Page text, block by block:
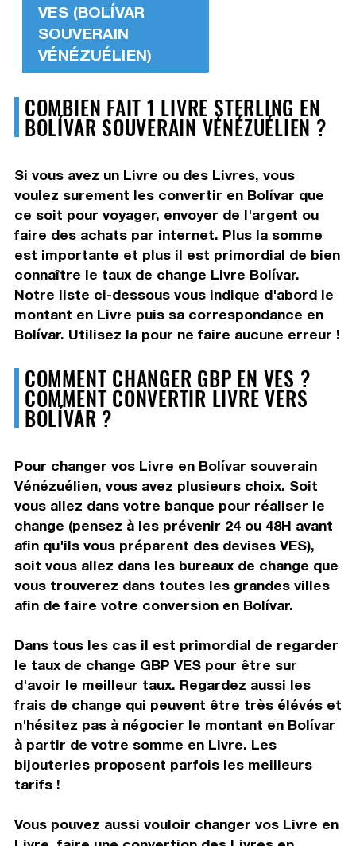
VES (BOLÍVAR
SOUVERAIN
VÉNÉZUÉLIEN)
COMBIEN FAIT 1 LIVRE STERLING EN
BOLÍVAR SOUVERAIN VÉNÉZUÉLIEN ?
Si vous avez un Livre ou des Livres, vous
voulez surement les convertir en Bolívar que
ce soit pour voyager, envoyer de l'argent ou
faire des achats par internet. Plus la somme
est importante et plus il est primordial de bien
connaître le taux de change Livre Bolívar.
Notre liste ci-dessous vous indique d'abord le
montant en Livre puis sa correspondance en
Bolívar. Utilisez la pour ne faire aucune erreur !
COMMENT CHANGER GBP EN VES ?
COMMENT CONVERTIR LIVRE VERS
BOLÍVAR ?
Pour changer vos Livre en Bolívar souverain
Vénézuélien, vous avez plusieurs choix. Soit
vous allez dans votre banque pour réaliser le
change (pensez à les prévenir 24 ou 48H avant
afin qu'ils vous préparent des devises VES),
soit vous allez dans les bureaux de change que
vous trouverez dans toutes les grandes villes
afin de faire votre conversion en Bolívar.
Dans tous les cas il est primordial de regarder
le taux de change GBP VES pour être sur
d'avoir le meilleur taux. Regardez aussi les
frais de change qui peuvent être très élévés et
n'hésitez pas à négocier le montant en Bolívar
à partir de votre somme en Livre. Les
bijouteries proposent parfois les meilleurs
tarifs !
Vous pouvez aussi vouloir changer vos Livre en